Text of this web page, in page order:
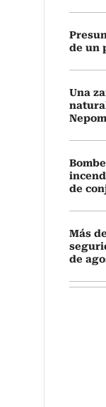
de un
Una
de
Más
de